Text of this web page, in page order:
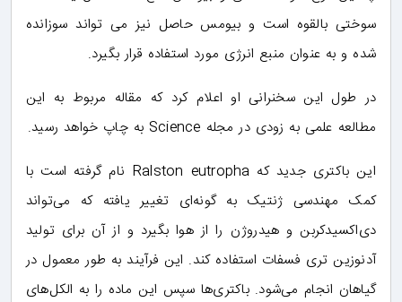
سوختی بالقوه است و بیومس حاصل نیز می تواند سوزانده
شده و به عنوان منبع انرژی مورد استفاده قرار بگیرد.
در طول این سخنرانی او اعلام کرد که مقاله مربوط به این
مطالعه علمی به زودی در مجله Science به چاپ خواهد رسید.
این باکتری جدید که Ralston eutropha نام گرفته است با
کمک مهندسی ژنتیک به گونه‌ای تغییر یافته که می‌تواند
دی‌اکسیدکربن و هیدروژن را از هوا بگیرد و از آن برای تولید
آدنوزین تری فسفات استفاده کند. این فرآیند به طور معمول در
گیاهان انجام می‌شود. باکتری‌ها سپس این ماده را به الکل‌های